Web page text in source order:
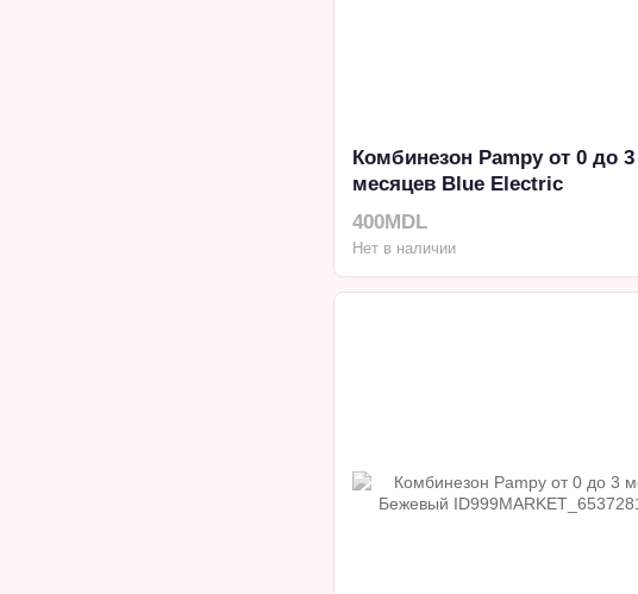
Комбинезон Pampy от 0 до 3
месяцев Blue Electric
400MDL
Нет в наличии